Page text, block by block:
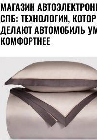
МАГАЗИН
СПБ: ТЕХНОЛОГИИ,
ДЕЛАЮТ АВТОМОБИЛЬ
КОМФОРТНЕЕ